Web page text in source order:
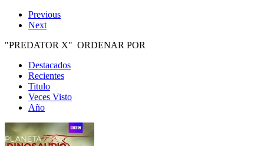
Previous
Next
"PREDATOR X" ORDENAR POR
Destacados
Recientes
Titulo
Veces Visto
Año